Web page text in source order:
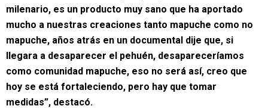
milenario, es un producto muy sano que ha aportado
mucho a nuestras creaciones tanto mapuche como no
mapuche, años atrás en un documental dije que, si
llegara a desaparecer el pehuén, desapareceríamos
como comunidad mapuche, eso no será así, creo que
hoy se está fortaleciendo, pero hay que tomar
medidas”, destacó.